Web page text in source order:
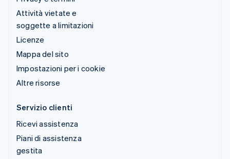
Attività vietate e
soggette a limitazioni
Licenze
Mappa del sito
Impostazioni per i cookie
Altre risorse
Servizio clienti
Ricevi assistenza
Piani di assistenza
gestita